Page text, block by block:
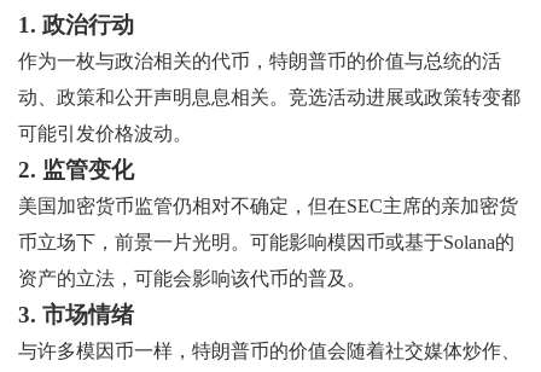
1. 政治行动
作为一枚与政治相关的代币，特朗普币的价值与总统的活
动、政策和公开声明息息相关。竞选活动进展或政策转变都
可能引发价格波动。
2. 监管变化
美国加密货币监管仍相对不确定，但在SEC主席的亲加密货
币立场下，前景一片光明。可能影响模因币或基于Solana的
资产的立法，可能会影响该代币的普及。
3. 市场情绪
与许多模因币一样，特朗普币的价值会随着社交媒体炒作、